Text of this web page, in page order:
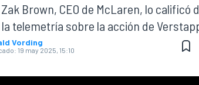
Brown, CEO de McLaren, lo
telemetría sobre la acción de
Vording
19 may 2025, 15:10